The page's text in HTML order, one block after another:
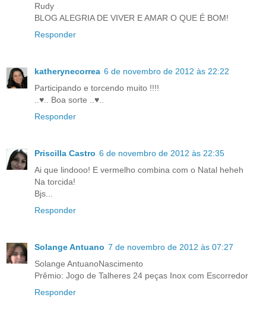
Rudy
BLOG ALEGRIA DE VIVER E AMAR O QUE É BOM!
Responder
katherynecorrea 6 de novembro de 2012 às 22:22
Participando e torcendo muito !!!!
..♥.. Boa sorte ..♥..
Responder
Priscilla Castro 6 de novembro de 2012 às 22:35
Ai que lindooo! E vermelho combina com o Natal heheh
Na torcida!
Bjs...
Responder
Solange Antuano 7 de novembro de 2012 às 07:27
Solange AntuanoNascimento
Prêmio: Jogo de Talheres 24 peças Inox com Escorredor
Responder